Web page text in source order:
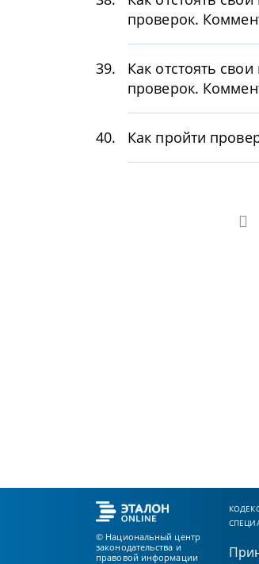
проверок.
39.
Как отстоять
проверок.
40. Как пройти
© Национальный центр
законодательства и
правовой информации